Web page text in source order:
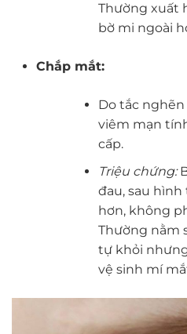
Thường xuất
bờ mi ngoài
Chắp mắt:
Do tắc
viêm mạn
cấp.
Triệu chứng:
đau, sau
hơn, không
Thường nằm
tự khỏi
vệ sinh mí